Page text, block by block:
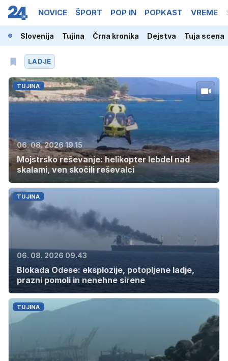
NOVICE ŠPORT POP IN POPKAST VREME
Slovenija Tujina Črna kronika Dejstva Tuja scena
LADJE
TUJINA
06. 08. 2026 19.15
Mojstrsko reševanje: helikopter lebdel nad
skalami, ven skočili reševalci
TUJINA
06. 08. 2026 09.43
Blokada Odese: eksplozije, potopljene ladje,
prazni pomoli in nenehne sirene
TUJINA